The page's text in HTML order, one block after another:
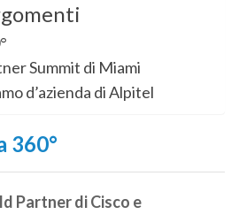
Summit di Miami
d’azienda di Alpitel
360°
Partner di Cisco e